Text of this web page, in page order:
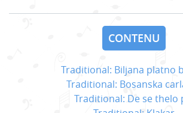
CONTENU
Traditional: Biljana platno
Traditional: Bosanska
Traditional: De se thelo